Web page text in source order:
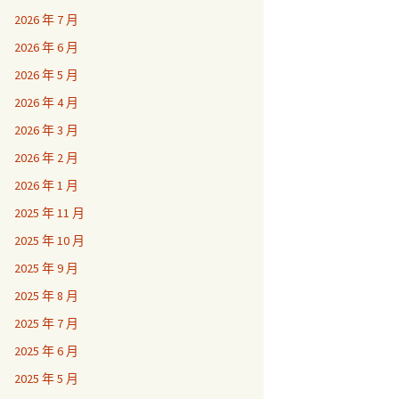
2026 年 7 月
2026 年 6 月
2026 年 5 月
2026 年 4 月
2026 年 3 月
2026 年 2 月
2026 年 1 月
2025 年 11 月
2025 年 10 月
2025 年 9 月
2025 年 8 月
2025 年 7 月
2025 年 6 月
2025 年 5 月